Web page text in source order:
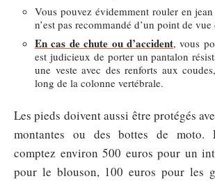
Vous pouvez évidemment rouler en
n’est pas recommandé d’un point de
En cas de chute ou d’accident, vous
est judicieux de porter un pantalon
une veste avec des renforts aux
long de la colonne vertébrale.
Les pieds doivent aussi être protégés
montantes ou des bottes de moto.
comptez environ 500 euros pour un
pour le blouson, 100 euros pour les